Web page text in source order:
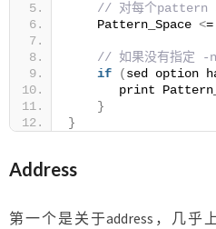
// 对每个pattern
    Pattern_Space
<=
// 如果没有指定 -n
if
(sed option
print
}
}
Address
第一个是关于address，几乎